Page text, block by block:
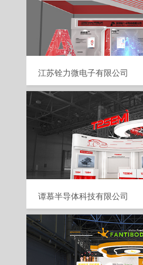
江苏铨力微电子有限公司
谭慕半导体科技有限公司